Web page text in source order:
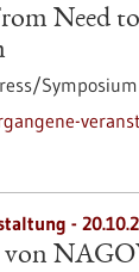
Need
Symposium
-